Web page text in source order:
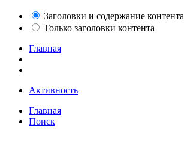
Заголовки и содержание контента
Только заголовки контента
Главная
Активность
Главная
Поиск